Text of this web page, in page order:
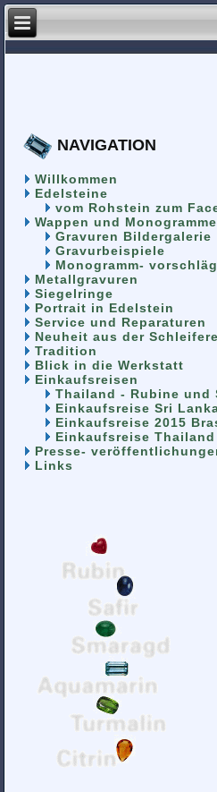
NAVIGATION
Willkommen
Edelsteine
vom Rohstein zum
Wappen und Monogramme
Gravuren Bildergalerie
Gravurbeispiele
Monogramm-
Metallgravuren
Siegelringe
Portrait in Edelstein
Service und Reparaturen
Neuheit aus der
Tradition
Blick in die Werkstatt
Einkaufsreisen
Thailand - Rubine und
Einkaufsreise Sri
Einkaufsreise 2015
Einkaufsreise Thailand
Presse-
Links